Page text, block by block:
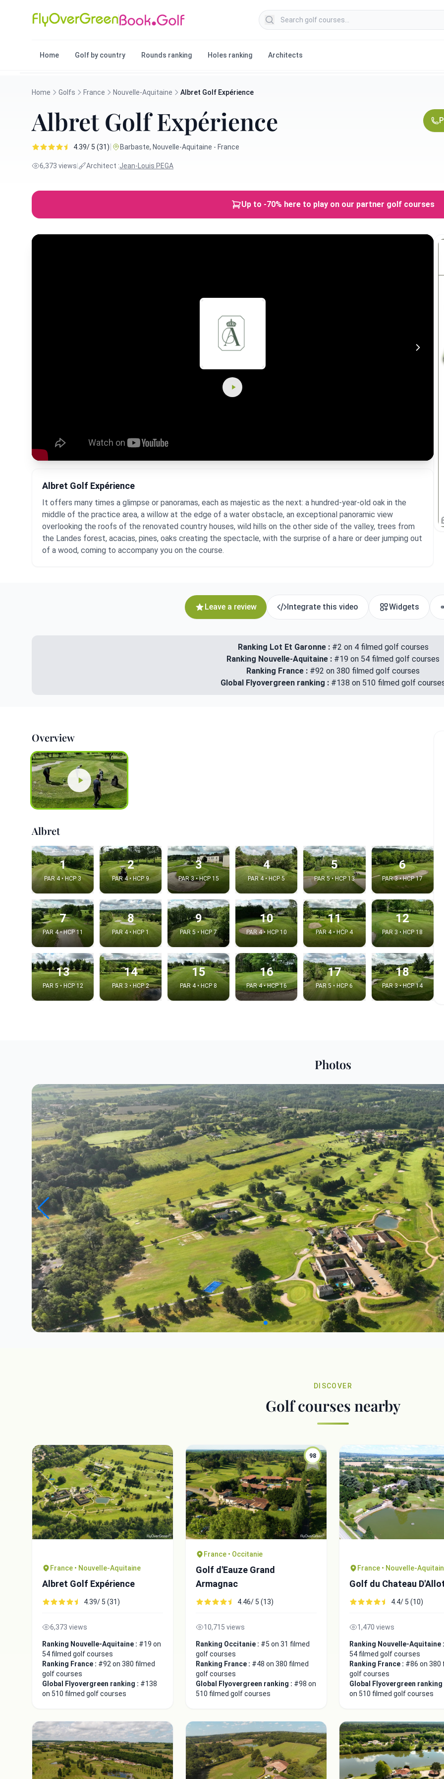
Search golf courses
Home Golf by country Rounds ranking Holes ranking Architects
Home Golfs France Nouvelle-Aquitaine Albret Golf Expérience
Albret Golf Expérience
4.39/ 5 (31)| Barbaste, Nouvelle-Aquitaine - France
6,373 views Architect :Jean-Louis PEGA
Up to -70% here to play on our partner golf courses
Albret Golf Expérience
It offers many times a glimpse or panoramas, each as majestic as the next: a hundred-year-old oak in the
middle of the practice area, a willow at the edge of a water obstacle, an exceptional panoramic view
overlooking the roofs of the renovated country houses, wild hills on the other side of the valley, trees from
the Landes forest, acacias, pines, oaks creating the spectacle, with the surprise of a hare or deer jumping out
of a wood, coming to accompany you on the course.
Leave a review Integrate this video Widgets
Ranking Lot Et Garonne :#2 on 4 filmed golf courses
Ranking Nouvelle-Aquitaine : #19 on 54 filmed golf courses
Ranking France : #92 on 380 filmed golf courses
Global Flyovergreen ranking : #138 on 510 filmed golf
Overview
Albret
1
PAR 4 • HCP 3
2
PAR 4 • HCP 9
3
PAR 3 • HCP 15
4
PAR 4 • HCP 5
5
PAR 5 • HCP 13
6
PAR 3 • HCP 17
7
PAR 4 • HCP 11
8
PAR 4 • HCP 1
9
PAR 5 • HCP 7
10
PAR 4 • HCP 10
11
PAR 4 • HCP 4
12
PAR 3 • HCP 18
13
PAR 5 • HCP 12
14
PAR 3 • HCP 2
15
PAR 4 • HCP 8
16
PAR 4 • HCP 16
17
PAR 5 • HCP 6
18
PAR 3 • HCP 14
Photos
DISCOVER
Golf courses nearby
France • Nouvelle-Aquitaine
Albret Golf Expérience
4.39/ 5 (31)
6,373 views
Ranking Nouvelle-Aquitaine : #19 on
54 filmed golf courses
Ranking France : #92 on 380 filmed
golf courses
Global Flyovergreen ranking : #138
on 510 filmed golf courses
98
France • Occitanie
Golf d'Eauze Grand
Armagnac
4.46/ 5 (13)
10,715 views
Ranking Occitanie : #5 on 31 filmed
golf courses
Ranking France : #48 on 380 filmed
golf courses
Global Flyovergreen ranking : #98 on
510 filmed golf courses
France • Nouvelle-
Golf du Chateau
4.4/ 5 (10)
1,470 views
Ranking Nouvelle-Aquitaine
54 filmed golf courses
Ranking France : #86 on 380
golf courses
Global Flyovergreen
on 510 filmed golf courses
Copy
Embed code